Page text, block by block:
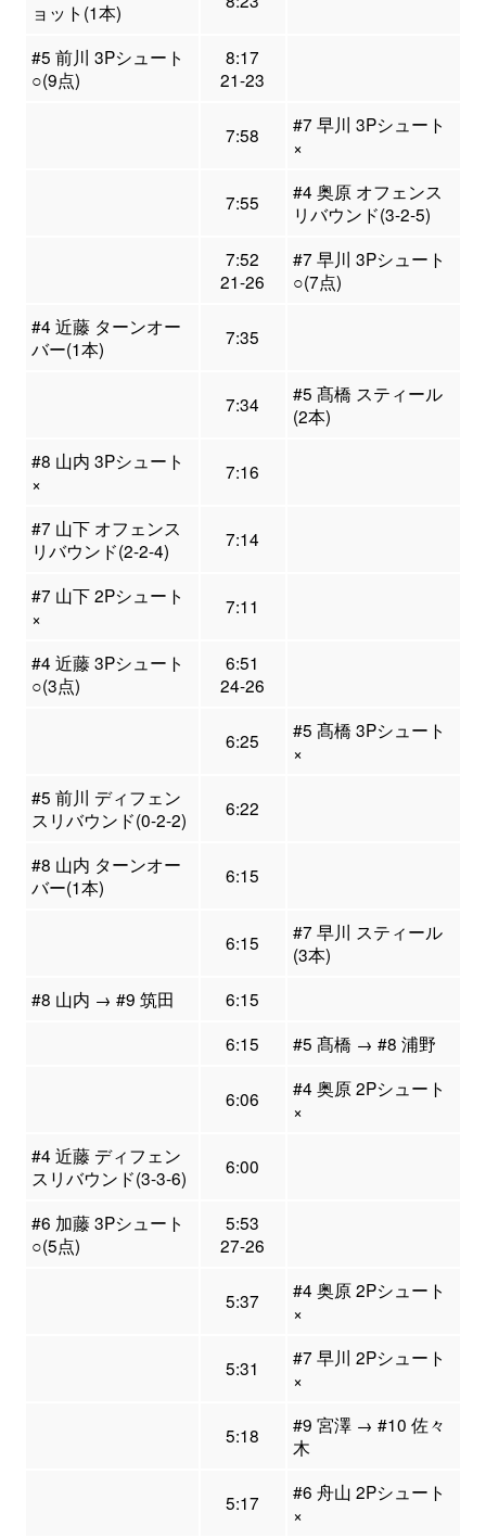
ョット(1本)
#5 前川 3Pシュート
○(9点)
8:17
21-23
7:58
#7 早川 3Pシュート
×
7:55
#4 奥原 オフェンス
リバウンド(3-2-5)
7:52
21-26
#7 早川 3Pシュート
○(7点)
#4 近藤 ターンオー
バー(1本)
7:35
7:34
#5 髙橋 スティール
(2本)
#8 山内 3Pシュート
×
7:16
#7 山下 オフェンス
リバウンド(2-2-4)
7:14
#7 山下 2Pシュート
×
7:11
#4 近藤 3Pシュート
○(3点)
6:51
24-26
6:25
#5 髙橋 3Pシュート
×
#5 前川 ディフェン
スリバウンド(0-2-2)
6:22
#8 山内 ターンオー
バー(1本)
6:15
6:15
#7 早川 スティール
(3本)
#8 山内 → #9 筑田
6:15
6:15
#5 髙橋 → #8 浦野
6:06
#4 奥原 2Pシュート
×
#4 近藤 ディフェン
スリバウンド(3-3-6)
6:00
#6 加藤 3Pシュート
○(5点)
5:53
27-26
5:37
#4 奥原 2Pシュート
×
5:31
#7 早川 2Pシュート
×
5:18
#9 宮澤 → #10 佐々
木
5:17
#6 舟山 2Pシュート
×